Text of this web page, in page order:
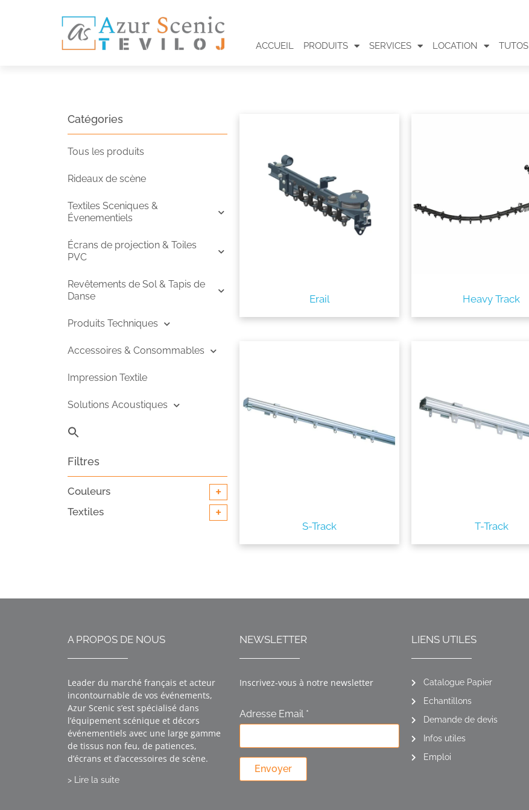
ACCUEIL PRODUITS SERVICES LOCATION TUTOS
Catégories
Tous les produits
Rideaux de scène
Textiles Sceniques &
Évenementiels
Écrans de projection & Toiles
PVC
Revêtements de Sol & Tapis de
Danse
Produits Techniques
Accessoires & Consommables
Impression Textile
Solutions Acoustiques
Filtres
Couleurs +
Textiles +
Erail Heavy Track
S-Track T-Track
A PROPOS DE NOUS
Leader du marché français et acteur
incontournable de vos événements,
Azur Scenic s’est spécialisé dans
l’équipement scénique et décors
événementiels avec une large gamme
de tissus non feu, de patiences,
d’écrans et d’accessoires de scène.
> Lire la suite
NEWSLETTER
Inscrivez-vous à notre newsletter
Adresse Email *
Envoyer
LIENS UTILES
Catalogue Papier
Echantillons
Demande de devis
Infos utiles
Emploi